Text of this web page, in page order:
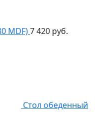
MDF)7 420 руб.
Стол обеденный